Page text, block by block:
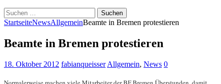
Suchen
nach:
StartseiteNewsAllgemeinBeamte in Bremen protestieren
Beamte in Bremen protestieren
18. Oktober 2012 fabianqueisser Allgemein, News 0